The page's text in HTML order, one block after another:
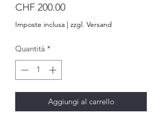
CHF 200.00Prezzo
Imposte inclusa | zzgl. Versand
Quantità *
Aggiungi al carrello